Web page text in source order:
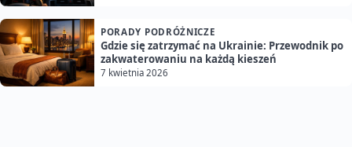
PORADY PODRÓŻNICZE
Gdzie się zatrzymać na Ukrainie: Przewodnik po
zakwaterowaniu na każdą kieszeń
7 kwietnia 2026